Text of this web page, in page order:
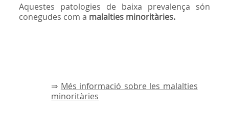
Aquestes patologies de baixa prevalença són
conegudes com a malalties minoritàries.
⇒ Més informació sobre les malalties
minoritàries